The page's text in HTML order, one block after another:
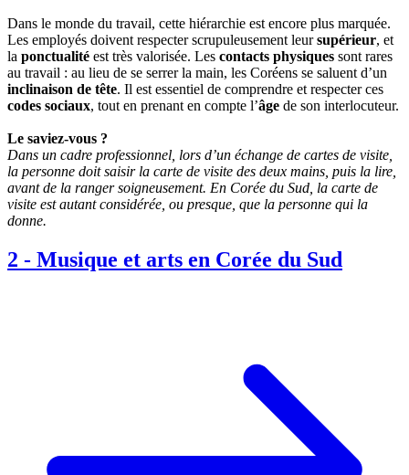
Dans le monde du travail, cette hiérarchie est encore plus marquée.
Les employés doivent respecter scrupuleusement leursupérieur, et
la ponctualité est très valorisée. Les contacts physiques sont rares
au travail : au lieu de se serrer la main, les Coréens se saluent d’un
inclinaison de tête. Il est essentiel de comprendre et respecter ces
codes sociaux, tout en prenant en compte l’âge de son interlocuteur.
Le saviez-vous ?
Dans un cadre professionnel, lors d’un échange de cartes de visite,
la personne doit saisir la carte de visite des deux mains, puis la lire,
avant de la ranger soigneusement. En Corée du Sud, la carte de
visite est autant considérée, ou presque, que la personne qui la
donne.
2 - Musique et arts en Corée du Sud